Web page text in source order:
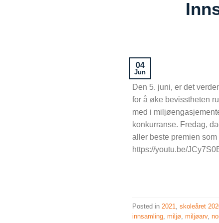
04
Jun
Den 5. juni, er det
for å øke bevisstheten
med i
konkurranse. Fredag,
aller beste premien
https://youtu.be/
Posted in 2021 ,skoleåret
innsamling ,miljø ,miljøarv,